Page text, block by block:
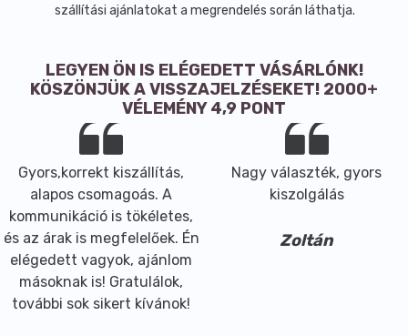
szállítási ajánlatokat a megrendelés során láthatja.
LEGYEN ÖN IS ELÉGEDETT VÁSÁRLÓNK!
KÖSZÖNJÜK A VISSZAJELZÉSEKET! 2000+
VÉLEMÉNY 4,9 PONT
Gyors,korrekt kiszállítás,
alapos csomagoás. A
kommunikáció is tökéletes,
és az árak is megfelelőek. Én
elégedett vagyok, ajánlom
másoknak is! Gratulálok,
további sok sikert kívánok!
Nagy választék, gyors
kiszolgálás
Zoltán